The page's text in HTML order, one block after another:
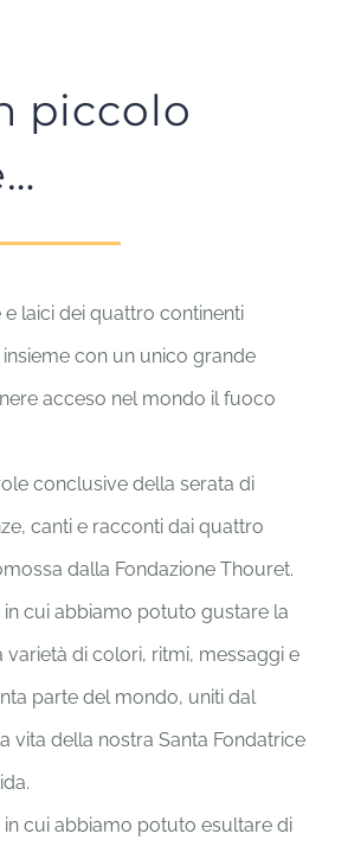
piccolo
e laici dei quattro continenti
con un unico grande
acceso nel mondo il fuoco
conclusive della serata di
canti e racconti dai quattro
dalla Fondazione Thouret.
cui abbiamo potuto gustare la
varietà di colori, ritmi, messaggi e
parte del mondo, uniti dal
vita della nostra Santa Fondatrice
cui abbiamo potuto esultare di